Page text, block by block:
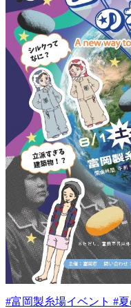
#富岡製糸場イベント #